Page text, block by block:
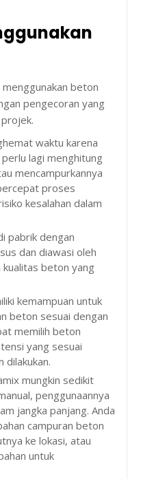
beton
pengecoran yang
waktu karena
lagi menghitung
mencampurkannya
proses
kesalahan dalam
pabrik dengan
dan diawasi oleh
kualitas beton yang
kemampuan untuk
beton sesuai dengan
memilih beton
yang sesuai
dilakukan.
mungkin sedikit
penggunaannya
jangka panjang. Anda
campuran beton
ke lokasi, atau
untuk